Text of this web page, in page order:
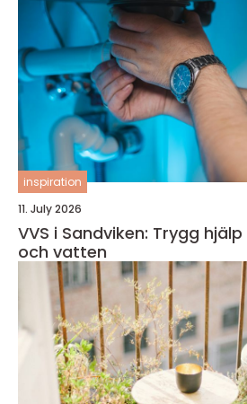
inspiration
11. July 2026
VVS i Sandviken: Trygg
och vatten